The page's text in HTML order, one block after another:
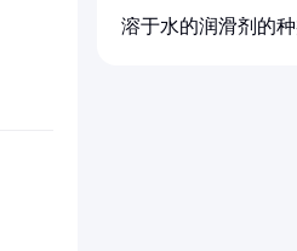
溶于水的润滑剂的